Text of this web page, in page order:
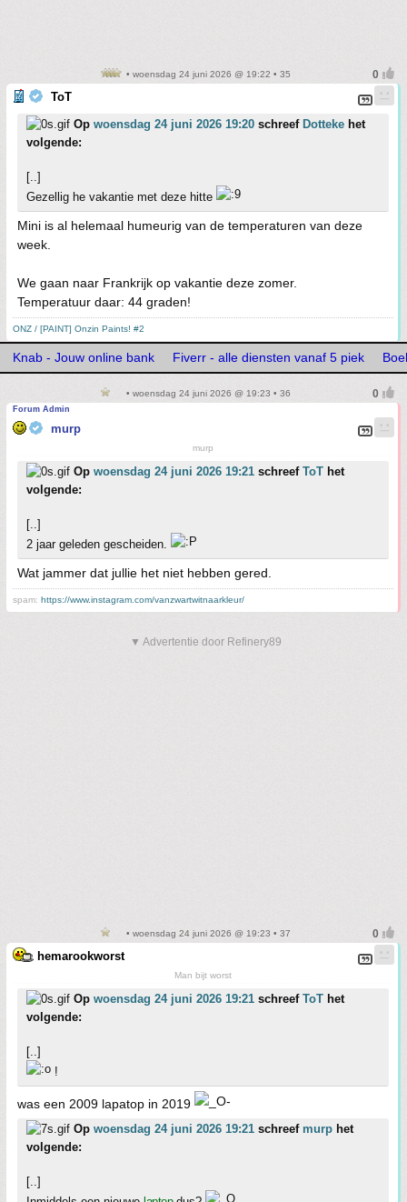
• woensdag 24 juni 2026 @ 19:22 • 35
ToT
Op woensdag 24 juni 2026 19:20 schreef Dotteke het
volgende:
[..]
Gezellig he vakantie met deze hitte
Mini is al helemaal humeurig van de temperaturen van deze
week.
We gaan naar Frankrijk op vakantie deze zomer.
Temperatuur daar: 44 graden!
ONZ / [PAINT] Onzin Paints! #2
Knab - Jouw online bank Fiverr - alle diensten vanaf 5 piek
• woensdag 24 juni 2026 @ 19:23 • 36
Forum Admin
murp
murp
Op woensdag 24 juni 2026 19:21 schreef ToT het
volgende:
[..]
2 jaar geleden gescheiden.
Wat jammer dat jullie het niet hebben gered.
spam: https://www.instagram.com/vanzwartwitnaarkleur/
▼ Advertentie door Refinery89
• woensdag 24 juni 2026 @ 19:23 • 37
hemarookworst
Man bijt worst
Op woensdag 24 juni 2026 19:21 schreef ToT het
volgende:
[..]
!
was een 2009 lapatop in 2019
Op woensdag 24 juni 2026 19:21 schreef murp het
volgende:
[..]